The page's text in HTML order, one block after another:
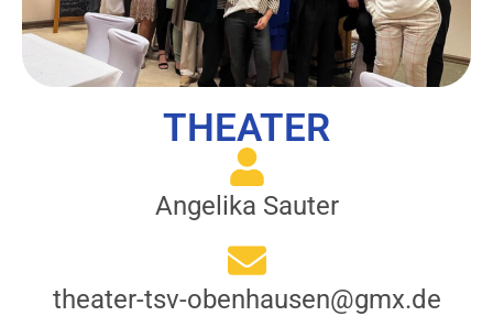
THEATER
Angelika Sauter
theater-tsv-obenhausen@gmx.de